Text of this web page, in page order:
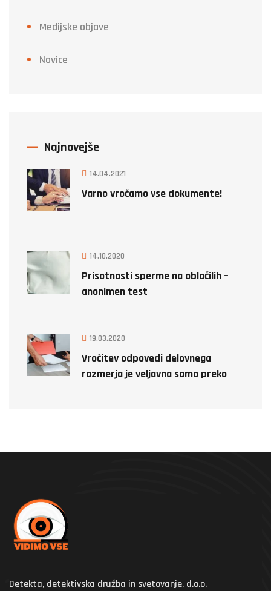
Medijske objave
Novice
Najnovejše
14.04.2021
Varno vročamo vse dokumente!
14.10.2020
Prisotnosti sperme na oblačilih –
anonimen test
19.03.2020
Vročitev odpovedi delovnega
razmerja je veljavna samo preko
Detekta, detektivska družba in svetovanje, d.o.o.